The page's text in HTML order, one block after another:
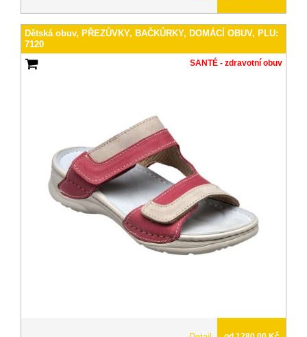
Dětská obuv, PŘEZŮVKY, BAČKŮRKY, DOMÁCÍ OBUV, PLU:
7120
SANTÉ - zdravotní obuv